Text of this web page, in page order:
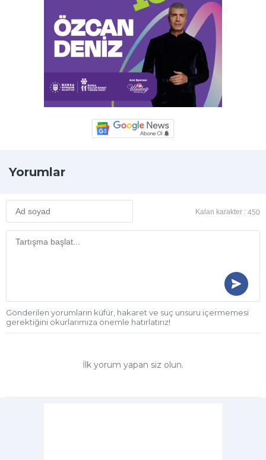
Yorumlar
Kalan karakter : 450
Gönderilen yorumların küfür, hakaret ve suç unsuru içermemesi
gerektiğini okurlarımıza önemle hatırlatırız!
İlk yorum yapan siz olun.